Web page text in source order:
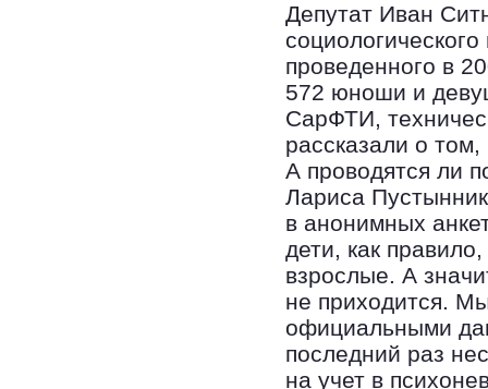
Депутат Иван
проведенного в
572 юноши и
СарФТИ,
рассказали о
А проводятся ли
Лариса
в анонимных
дети, как
взрослые. А
не приходится.
официальными
последний раз
на учет в